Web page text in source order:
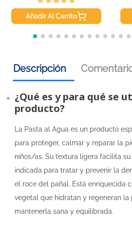
Añadir Al Carrito
Descripción
¿Qué es y para qué se
producto?
La Pasta al Agua es un producto
para proteger, calmar y reparar la
niños/as. Su textura ligera facilita
indicada para tratar y prevenir la
el roce del pañal. Está enriquecida
vegetal que hidratan y regeneran la
mantenerla sana y equilibrada.